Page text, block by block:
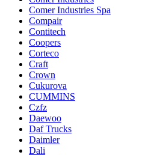
Comer Industries Spa
Compair
Contitech
Coopers
Corteco
Craft
Crown
Cukurova
CUMMINS
Czfz
Daewoo
Daf Trucks
Daimler
Dali